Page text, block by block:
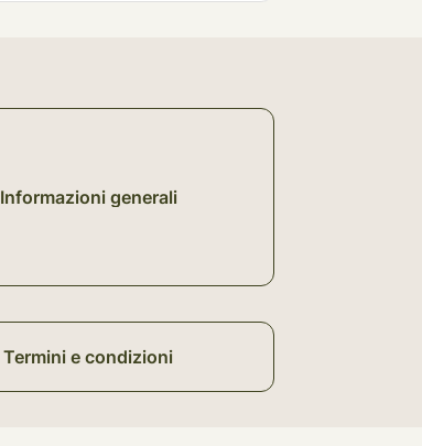
Informazioni generali
Termini e condizioni